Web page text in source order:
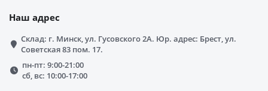
Наш адрес
Склад: г. Минск, ул. Гусовского 2А. Юр. адрес: Брест, ул.
Советская 83 пом. 17.
пн-пт: 9:00-21:00
сб, вс: 10:00-17:00